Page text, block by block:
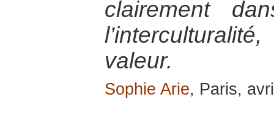
clairement
valeur.
Sophie Arie, Paris,